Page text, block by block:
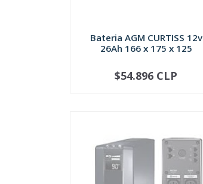
Bateria AGM CURTISS 12v
26Ah 166 x 175 x 125
SOLD OUT
$54.896 CLP